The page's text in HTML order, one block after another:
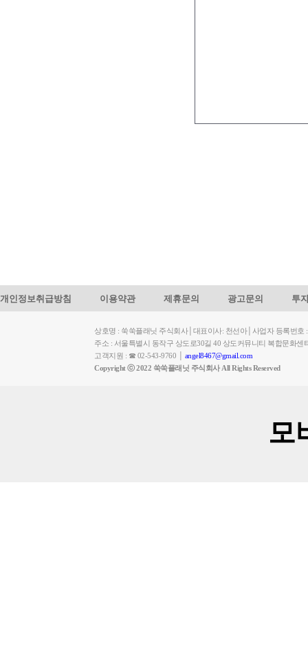
개인정보취급방침 이용약관 제휴문의 광고문의 투
상호명 : 쑥쑥플래닛 주식회사│대표이사: 천선아│사업자 등록번호
주소 : 서울특별시 동작구 상도로30길 40 상도커뮤니티 복합문화
고객지원 : ☎ 02-543-9760 │ angel8467@gmail.com
Copyright ⓒ 2022 쑥쑥플래닛 주식회사 All Rights Reserved
모